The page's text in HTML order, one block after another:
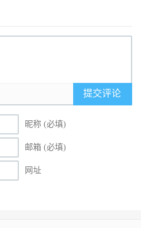
提交评论
昵称 (必填)
邮箱 (必填)
网址